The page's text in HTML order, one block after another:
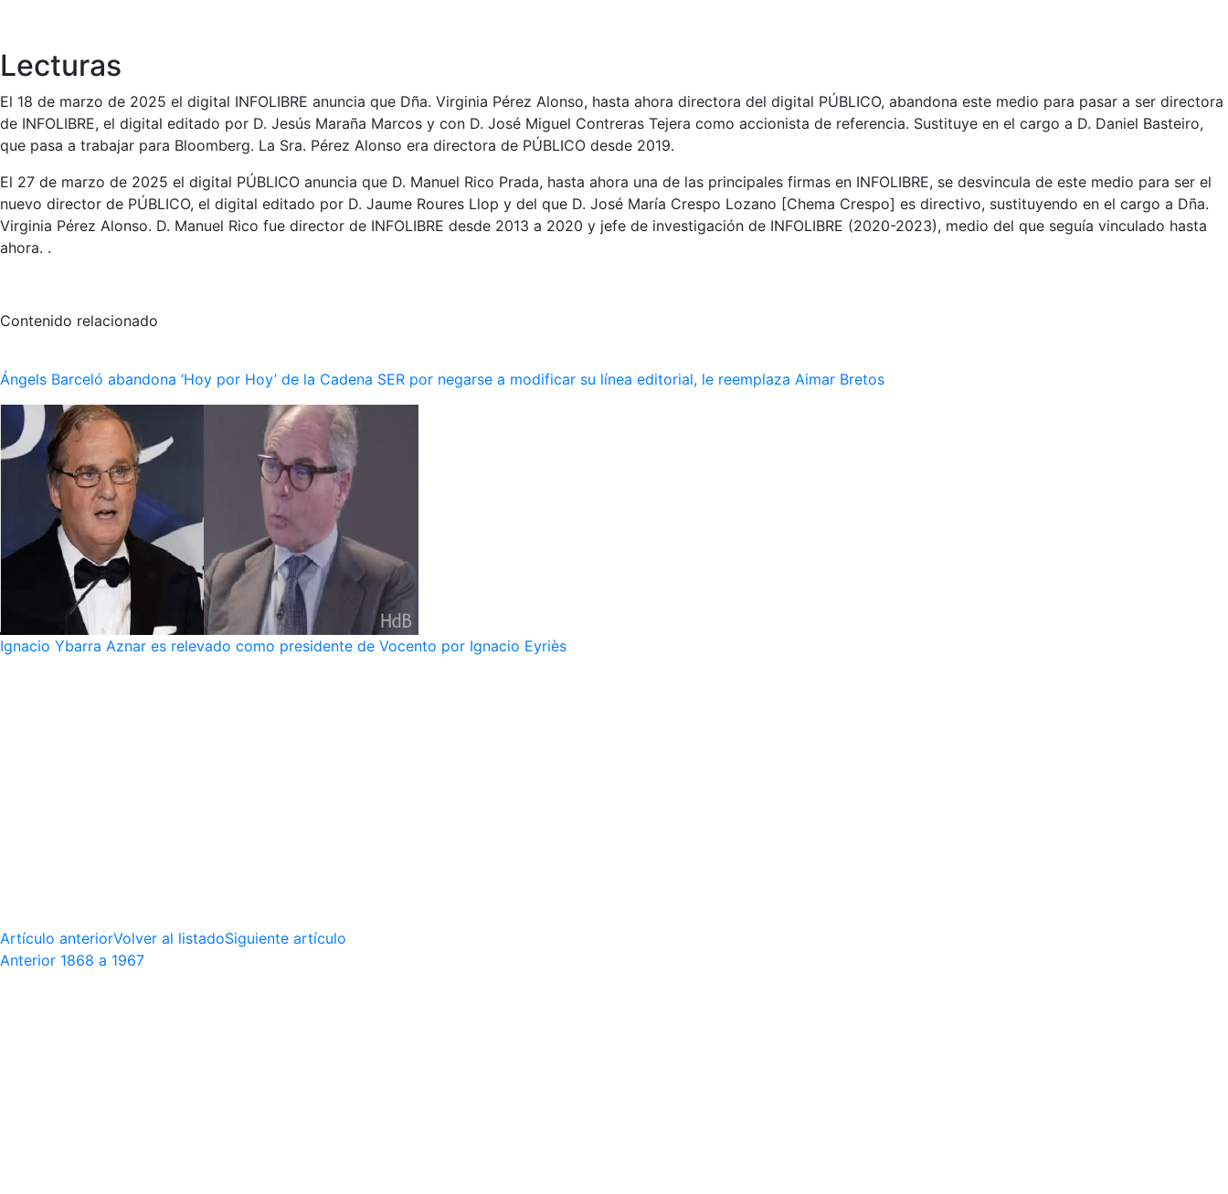
Lecturas
El 18 de marzo de 2025 el digital INFOLIBRE anuncia que Dña. Virginia Pérez Alonso, hasta ahora directora del digital PÚBLICO, abandona este medio para pasar a ser directora
de INFOLIBRE, el digital editado por D. Jesús Maraña Marcos y con D. José Miguel Contreras Tejera como accionista de referencia. Sustituye en el cargo a D. Daniel Basteiro,
que pasa a trabajar para Bloomberg. La Sra. Pérez Alonso era directora de PÚBLICO desde 2019.
El 27 de marzo de 2025 el digital PÚBLICO anuncia que D. Manuel Rico Prada, hasta ahora una de las principales firmas en INFOLIBRE, se desvincula de este medio para ser el
nuevo director de PÚBLICO, el digital editado por D. Jaume Roures Llop y del que D. José María Crespo Lozano [Chema Crespo] es directivo, sustituyendo en el cargo a Dña.
Virginia Pérez Alonso. D. Manuel Rico fue director de INFOLIBRE desde 2013 a 2020 y jefe de investigación de INFOLIBRE (2020-2023), medio del que seguía vinculado hasta
ahora. .
Contenido relacionado
Ángels Barceló abandona ‘Hoy por Hoy’ de la Cadena SER por negarse a modificar su línea editorial, le reemplaza Aimar Bretos
Ignacio Ybarra Aznar es relevado como presidente de Vocento por Ignacio Eyriès
Artículo anteriorVolver al listadoSiguiente artículo
Anterior 1868 a 1967